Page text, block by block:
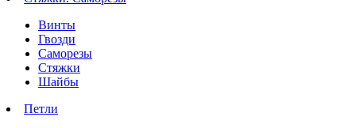
Винты
Гвозди
Саморезы
Стяжки
Шайбы
Петли